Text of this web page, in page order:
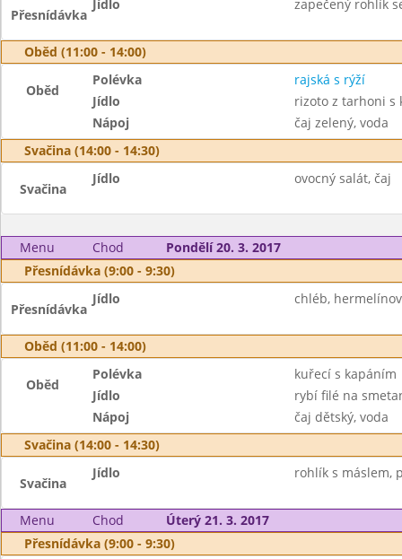
Přesnídávka
Jídlo zapečený rohlík
Oběd (11:00 - 14:00)
Oběd
Polévka
rajská s rýží
Jídlo
rizoto z tarhoni s
Nápoj
čaj zelený, voda
Svačina (14:00 - 14:30)
Svačina
Jídlo ovocný salát, čaj
Menu Chod
Pondělí 20. 3. 2017
Přesnídávka (9:00 - 9:30)
Přesnídávka
Jídlo chléb,
Oběd (11:00 - 14:00)
Oběd
Polévka
kuřecí s kapáním
Jídlo
rybí filé na
Nápoj
čaj dětský, voda
Svačina (14:00 - 14:30)
Svačina
Jídlo rohlík s máslem,
Menu Chod
Úterý 21. 3. 2017
Přesnídávka (9:00 - 9:30)